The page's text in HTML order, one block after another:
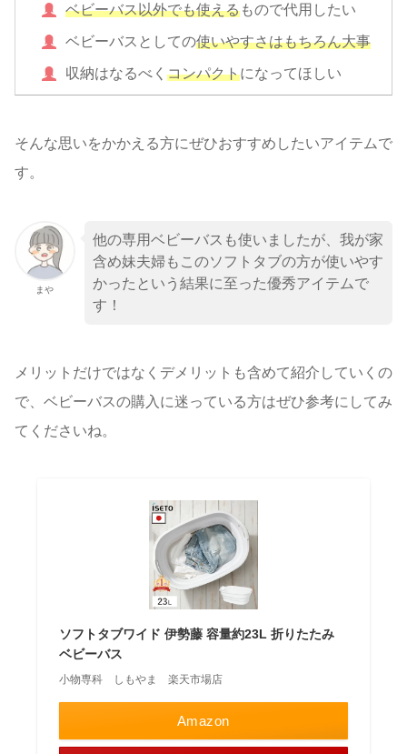
ベビーバス以外でも使えるもので代用したい
ベビーバスとしての使いやすさはもちろん大事
収納はなるべく コンパクトになってほしい
そんな思いをかかえる方にぜひおすすめしたいアイテムで
す。
まや
他の専用ベビーバスも使いましたが、我が家
含め妹夫婦もこのソフトタブの方が使いやす
かったという結果に至った優秀アイテムで
す！
メリットだけではなくデメリットも含めて紹介していくの
で、ベビーバスの購入に迷っている方はぜひ参考にしてみ
てくださいね。
ソフトタブワイド 伊勢藤 容量約23L 折りたたみ
ベビーバス
小物専科 しもやま 楽天市場店
Amazon